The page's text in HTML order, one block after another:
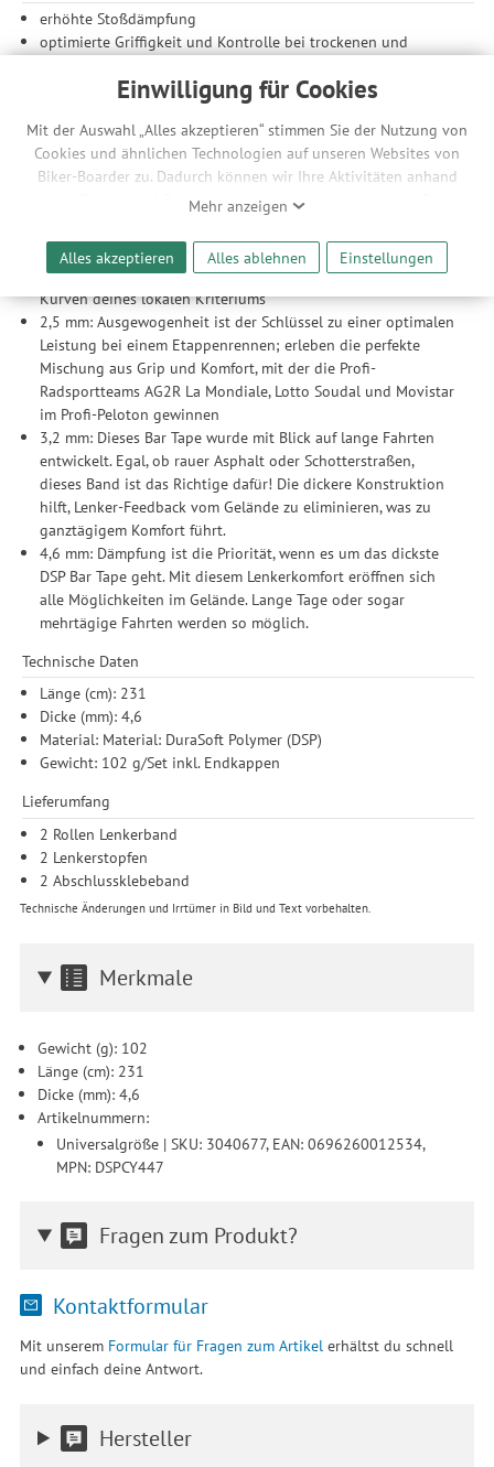
Einwilligung für Cookies
Mit der Auswahl „Alles akzeptieren“ stimmen Sie der Nutzung von
Cookies und ähnlichen Technologien auf unseren Websites von
Biker-Boarder zu. Dadurch können wir Ihre Aktivitäten anhand
Ihrer Geräte- und Browsereinstellungen nachvollziehen. Dies
Werbeanzeigen für Sie bereitzustellen sowie Funktionalitäten
unserer Website sicherzustellen und stetig zu verbessern. Dabei
werden Ihre Daten auch an Drittanbieter und Werbepartner
weitergegeben. Die Verarbeitung erfolgt ausschließlich zum
Zwecke der Einbindung von Streaming-Inhalten und der
Durchführung von statistischer Analyse, Reichweitenmessungen,
Produktempfehlungen und nutzungsbasierter Werbung.
Informationen zu den einzelnen Funktionen, den Drittanbietern
und der Speicherdauer finden Sie unter Einstellungen. Diese
Einwilligung ist freiwillig, für die Nutzung unserer Website nicht
erforderlich und gilt, bis sie widerrufen wird. Sie können Ihre
Einwilligung unter Einstellungen lediglich für bestimmte
Drittanbieter erteilen und jederzeit für die Zukunft widerrufen.
Mehr anzeigen
Alles akzeptieren Alles ablehnen Einstellungen
erhöhte Stoßdämpfung
optimierte Griffigkeit und Kontrolle bei trockenen und
neues Polymer für erhöhte Haltbarkeit und Komfort
Muster mit unterschiedlicher Texturtiefe für verbesserten Griff
und Kontrolle
Endkappen mit Verschraubung für einen cleanen Abschluss
dem dünnsten Lenkerband; minimale Polsterung ermöglicht
Maximum an Gefühl und Handling beim Schneiden der
Kurven deines lokalen Kriteriums
2,5 mm: Ausgewogenheit ist der Schlüssel zu einer optimalen
Leistung bei einem Etappenrennen; erleben die perfekte
Mischung aus Grip und Komfort, mit der die Profi-
Radsportteams AG2R La Mondiale, Lotto Soudal und Movistar
im Profi-Peloton gewinnen
3,2 mm: Dieses Bar Tape wurde mit Blick auf lange Fahrten
entwickelt. Egal, ob rauer Asphalt oder Schotterstraßen,
dieses Band ist das Richtige dafür! Die dickere Konstruktion
hilft, Lenker-Feedback vom Gelände zu eliminieren, was zu
ganztägigem Komfort führt.
4,6 mm: Dämpfung ist die Priorität, wenn es um das dickste
DSP Bar Tape geht. Mit diesem Lenkerkomfort eröffnen sich
alle Möglichkeiten im Gelände. Lange Tage oder sogar
mehrtägige Fahrten werden so möglich.
Technische Daten
Länge (cm): 231
Dicke (mm): 4,6
Material: Material: DuraSoft Polymer (DSP)
Gewicht: 102 g/Set inkl. Endkappen
Lieferumfang
2 Rollen Lenkerband
2 Lenkerstopfen
2 Abschlussklebeband
Technische Änderungen und Irrtümer in Bild und Text vorbehalten.
Merkmale
Gewicht (g): 102
Länge (cm): 231
Dicke (mm): 4,6
Artikelnummern:
Universalgröße | SKU: 3040677, EAN: 0696260012534,
MPN: DSPCY447
Fragen zum Produkt?
Kontaktformular
Mit unserem Formular für Fragen zum Artikelerhältst du schnell
und einfach deine Antwort.
Hersteller